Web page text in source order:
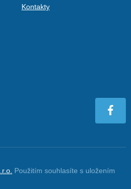
Kontakty
Použitím souhlasíte s uložením